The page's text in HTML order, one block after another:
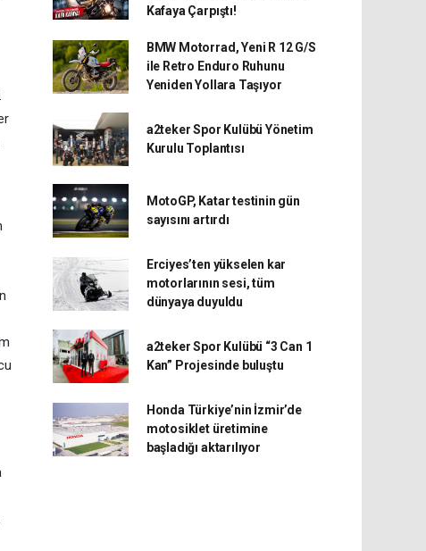
Kafaya Çarpıştı!
BMW Motorrad, Yeni R 12 G/S
ile Retro Enduro Ruhunu
Yeniden Yollara Taşıyor
a2teker Spor Kulübü Yönetim
Kurulu Toplantısı
MotoGP, Katar testinin gün
sayısını artırdı
Erciyes’ten yükselen kar
motorlarının sesi, tüm
dünyaya duyuldu
a2teker Spor Kulübü “3 Can 1
Kan” Projesinde buluştu
Honda Türkiye’nin İzmir’de
motosiklet üretimine
başladığı aktarılıyor